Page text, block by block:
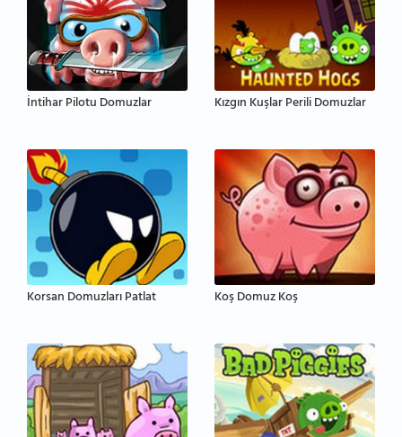
İntihar Pilotu Domuzlar Kızgın Kuşlar Perili Domuzlar
Korsan Domuzları Patlat Koş Domuz Koş